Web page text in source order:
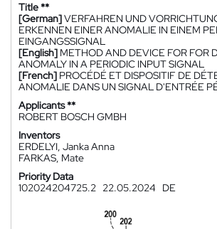
Title **
[German]VERFAHREN UND
ERKENNEN EINER ANOMALIE IN EINEM
EINGANGSSIGNAL
[English] METHOD AND DEVICE FOR FOR
ANOMALY IN A PERIODIC INPUT SIGNAL
[French] PROCÉDÉ ET DISPOSITIF DE
ANOMALIE DANS UN SIGNAL D'ENTRÉE
Applicants **
ROBERT BOSCH GMBH
Inventors
ERDELYI, Janka Anna
FARKAS, Mate
Priority Data
102024204725.2 22.05.2024 DE